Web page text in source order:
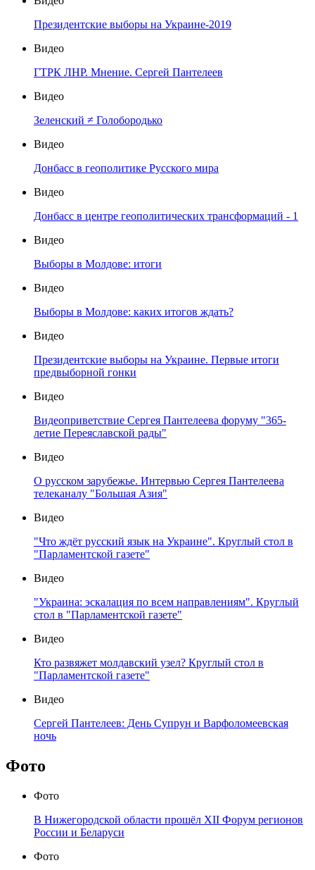
Президентские выборы на Украине-2019
Видео
ГТРК ЛНР. Мнение. Сергей Пантелеев
Видео
Зеленский ≠ Голобородько
Видео
Донбасс в геополитике Русского мира
Видео
Донбасс в центре геополитических трансформаций - 1
Видео
Выборы в Молдове: итоги
Видео
Выборы в Молдове: каких итогов ждать?
Видео
Президентские выборы на Украине. Первые итоги
предвыборной гонки
Видео
Видеоприветствие Сергея Пантелеева форуму "365-
летие Переяславской рады"
Видео
О русском зарубежье. Интервью Сергея Пантелеева
телеканалу "Большая Азия"
Видео
"Что ждёт русский язык на Украине". Круглый стол в
"Парламентской газете"
Видео
"Украина: эскалация по всем направлениям". Круглый
стол в "Парламентской газете"
Видео
Кто развяжет молдавский узел? Круглый стол в
"Парламентской газете"
Видео
Сергей Пантелеев: День Супрун и Варфоломеевская
ночь
Фото
Фото
В Нижегородской области прошёл XII Форум регионов
России и Беларуси
Фото